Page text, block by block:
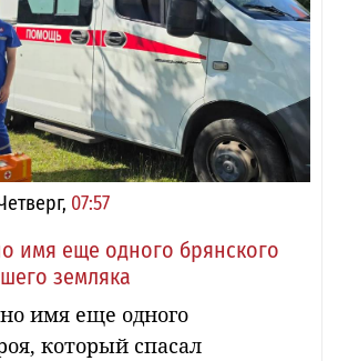
07:57
имя еще одного брянского
земляка
имя еще одного
который спасал